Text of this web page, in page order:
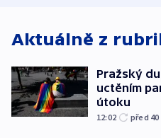
Aktuálně z
Pražský
uctěním
útoku
12:02 před 40